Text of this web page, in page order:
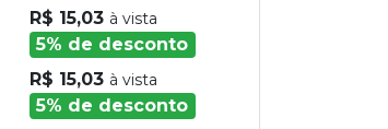
R$ 15,03 à vista
5% de desconto
R$ 15,03 à vista
5% de desconto